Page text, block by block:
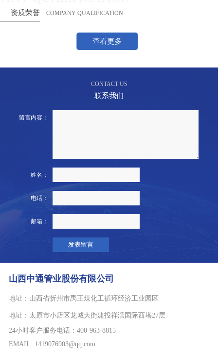
资质荣誉 COMPANY QUALIFICATION
查看更多
CONTACT US
联系我们
留言内容：
姓名：
电话：
邮箱：
山西中通管业股份有限公司
地址： 山西省忻州市禹王煤化工循环经济工业园区
地址： 太原市小店区龙城大街建投祥澐国际西塔27层
24小时客户服务电话：400-963-8815
EMAIL: 1419076903@qq.com